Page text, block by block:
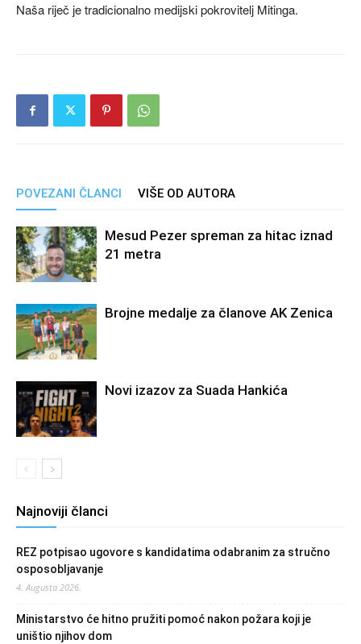
Naša riječ je tradicionalno medijski pokrovitelj Mitinga.
POVEZANI ČLANCI VIŠE OD AUTORA
Mesud Pezer spreman za hitac iznad
21 metra
Brojne medalje za članove AK Zenica
Novi izazov za Suada Hankića
Najnoviji članci
REZ potpisao ugovore s kandidatima odabranim za stručno
osposobljavanje
4. Augusta 2026.
Ministarstvo će hitno pružiti pomoć nakon požara koji je
uništio njihov dom